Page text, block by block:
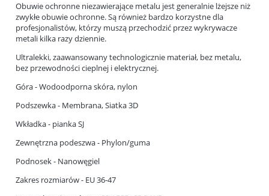
Obuwie ochronne niezawierające metalu jest generalnie lżejsze niż
zwykłe obuwie ochronne. Są również bardzo korzystne dla
profesjonalistów, którzy muszą przechodzić przez wykrywacze
metali kilka razy dziennie.
Ultralekki, zaawansowany technologicznie materiał, bez metalu,
bez przewodności cieplnej i elektrycznej.
Góra - Wodoodporna skóra, nylon
Podszewka - Membrana, Siatka 3D
Wkładka - pianka SJ
Zewnętrzna podeszwa - Phylon/guma
Podnosek - Nanowęgiel
Zakres rozmiarów - EU 36-47